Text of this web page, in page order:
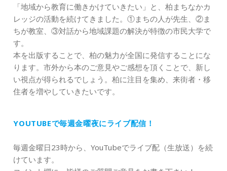
「地域から教育に働きかけていきたい」と、柏まちなかカ
レッジの活動を続けてきました。①まちの人が先生、②ま
ちが教室、③対話から地域課題の解決が特徴の市民大学で
す。
本を出版することで、柏の魅力が全国に発信することにな
ります。市外から本のご意見やご感想を頂くことで、新し
い視点が得られるでしょう。柏に注目を集め、来街者・移
住者を増やしていきたいです。
YOUTUBEで毎週金曜夜にライブ配信！
毎週金曜日23時から、YouTubeでライブ配（生放送）を続
けています。